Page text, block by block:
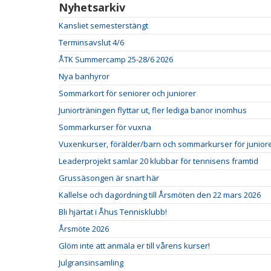
Nyhetsarkiv
Kansliet semesterstängt
Terminsavslut 4/6
ÅTK Summercamp 25-28/6 2026
Nya banhyror
Sommarkort för seniorer och juniorer
Juniorträningen flyttar ut, fler lediga banor inomhus
Sommarkurser för vuxna
Vuxenkurser, förälder/barn och sommarkurser för
Leaderprojekt samlar 20 klubbar för tennisens framtid
Grussäsongen är snart här
Kallelse och dagordning till Årsmöten den 22 mars 2026
Bli hjärtat i Åhus Tennisklubb!
Årsmöte 2026
Glöm inte att anmäla er till vårens kurser!
Julgransinsamling